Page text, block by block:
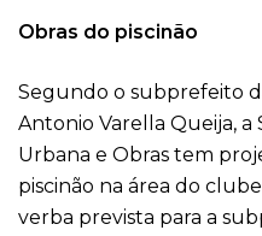
Obras do piscinão
Segundo o subprefeito
Antonio Varella Queija,
Urbana e Obras tem
piscinão na área do
verba prevista para a